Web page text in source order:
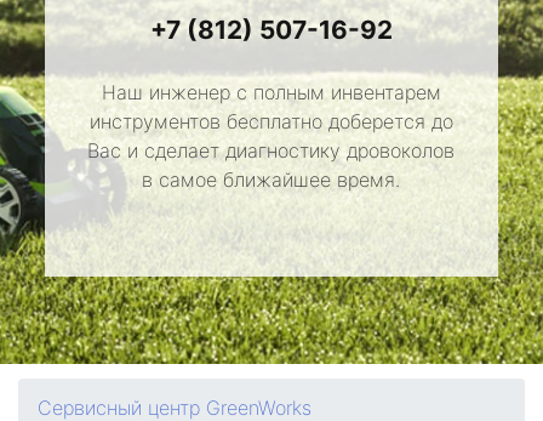
+7 (812) 507-16-92
Наш инженер с полным инвентарем
инструментов бесплатно доберется до
Вас и сделает диагностику дровоколов
в самое ближайшее время.
Сервисный центр GreenWorks